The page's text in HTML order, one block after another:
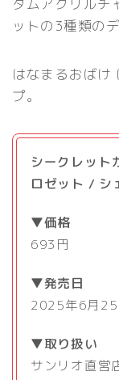
タムアクリルチ
ットの3種類の
はなまるおばけ
プ。
シークレット
ロゼット / シ
▼価格
693円
▼発売日
2025年6月25
▼取り扱い
サンリオ直営